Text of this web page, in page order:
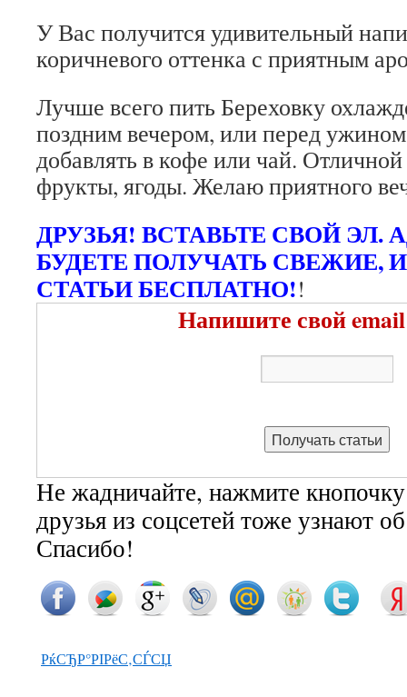
У Вас получится удивительный
коричневого оттенка с приятным
Лучше всего пить Береховку
поздним вечером, или перед
добавлять в кофе или чай. Отличной
фрукты, ягоды. Желаю приятного
ДРУЗЬЯ! ВСТАВЬТЕ СВОЙ ЭЛ.
БУДЕТЕ ПОЛУЧАТЬ СВЕЖИЕ,
СТАТЬИ БЕСПЛАТНО!!
Напишите свой
Не жадничайте, нажмите
друзья из соцсетей тоже узнают
Спасибо!
РќСЂР°РІРёС‚СЃСЏ